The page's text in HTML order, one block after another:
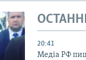
20:41
Медіа РФ